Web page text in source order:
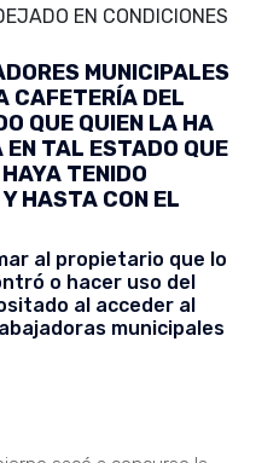
EN CONDICIONES
MUNICIPALES
CAFETERÍA DEL
QUE QUIEN LA HA
TAL ESTADO QUE
TENIDO
HASTA CON EL
al propietario que lo
o hacer uso del
al acceder al
municipales